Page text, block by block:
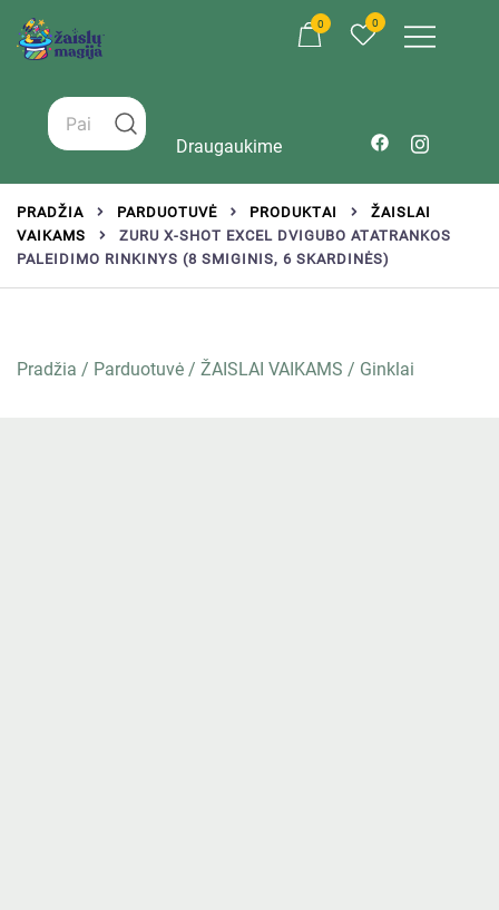
0 0
Draugaukime
PRADŽIA PARDUOTUVĖ PRODUKTAI
ŽAISLAI
VAIKAMS
ZURU X-SHOT EXCEL DVIGUBO ATATRANKOS
PALEIDIMO RINKINYS (8 SMIGINIS, 6 SKARDINĖS)
Pradžia / Parduotuvė / ŽAISLAI VAIKAMS / Ginklai